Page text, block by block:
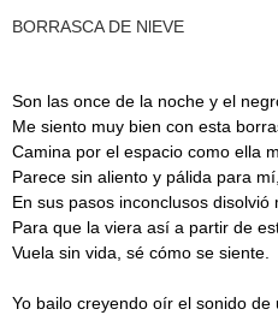
BORRASCA DE NlEVE
Son las once de la noche y el
Me siento muy bien con esta
Camina por el espacio como ella
Parece sin aliento y pálida para
En sus pasos inconclusos disolvió
Para que la viera así a partir de
Vuela sin vida, sé cómo se siente.
Yo bailo creyendo oír el sonido de